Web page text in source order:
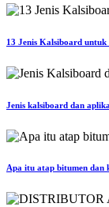
13 Jenis Kalsiboard untuk
Jenis kalsiboard dan
Apa itu atap bitumen dan